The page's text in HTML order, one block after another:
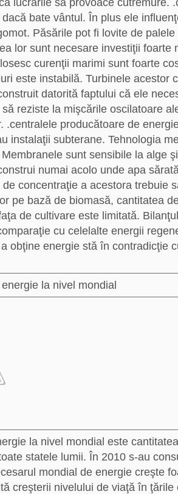
lucrările să provoace cutremure.
bate vântul. În plus ele
Păsările pot fi lovite de
lor sunt necesare investiţii foarte
curenţii marimi sunt foarte
este instabilă. Turbinele acestor
datorită faptului că ele
reziste la mişcările oscilatoare
.centralele producătoare de
instalaţii subterane. Tehnologia
sunt sensibile la alge
numai acolo unde apa
concentraţie a acestora trebuie
pe bază de biomasă, cantitatea
de cultivare este limitată.
cu celelalte energii
obţine energie stă în contradicţie
la nivel mondial
la nivel mondial este
statele lumii. În 2010 s-au
mondial de energie creşte
creşterii nivelului de viaţă în ţările